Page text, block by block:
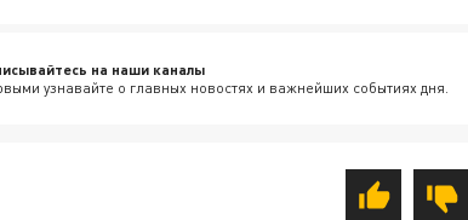
на наши каналы
узнавайте о главных новостях и важнейших событиях дня.